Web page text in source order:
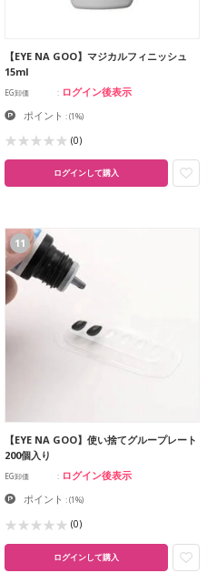
【EYE NA GOO】マジカルフィニッシュ
15ml
EG卸価 ログイン後表示
ポイント :(1%)
(0)
ログインして購入
11
【EYE NA GOO】使い捨てグループレート
200個入り
EG卸価 ログイン後表示
ポイント :(1%)
(0)
ログインして購入